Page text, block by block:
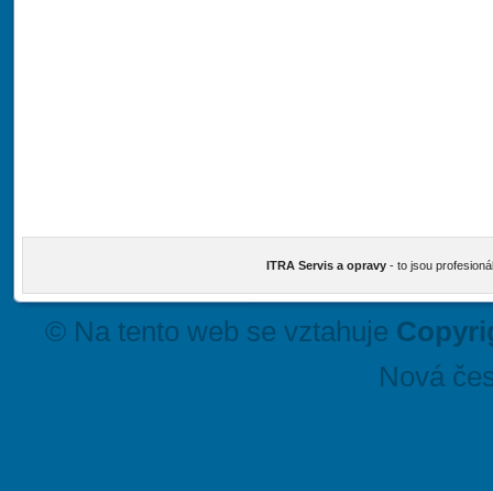
ITRA Servis a opravy- to jsou
© Na tento web se vztahuje
Nová